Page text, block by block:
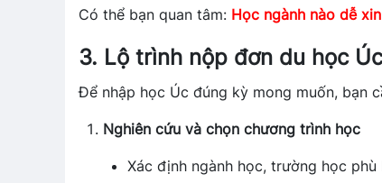
Có thể bạn quan tâm: Học ngành nào dễ
3. Lộ trình nộp đơn du học Úc
Để nhập học Úc đúng kỳ mong muốn, bạn
Nghiên cứu và chọn chương trình học
Xác định ngành học, trường học